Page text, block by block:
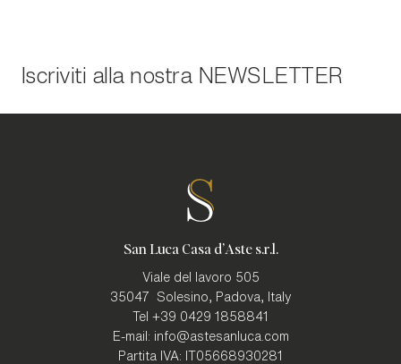
Iscriviti alla nostra NEWSLETTER
San Luca Casa d'Aste s.r.l.
Viale del lavoro 505
35047 Solesino, Padova, Italy
Tel +39 0429 1858841
E-mail: info@astesanluca.com
Partita IVA: IT05668930281